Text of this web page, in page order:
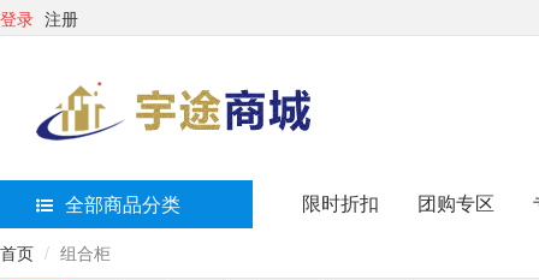
登录 注册
全部商品分类 限时折扣 团购专区
首页 组合柜